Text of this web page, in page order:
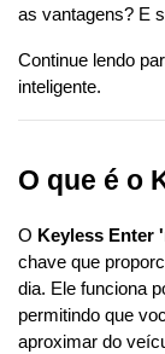
as vantagens? E
Continue lendo
inteligente.
O que é o
O Keyless Enter
chave que
dia. Ele funciona
permitindo que
aproximar do